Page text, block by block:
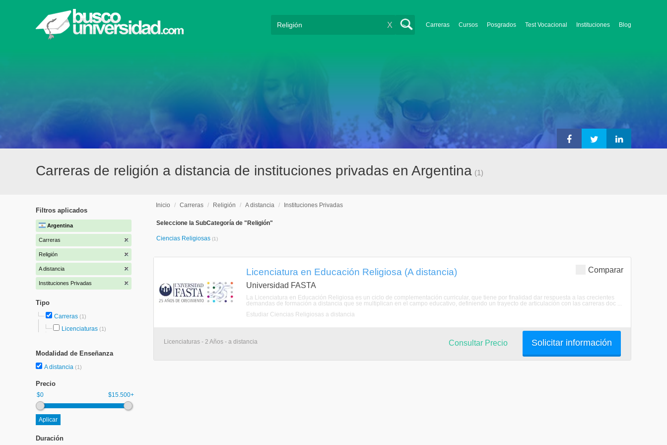
Carreras Cursos Posgrados Test Vocacional Instituciones Blog
X
Carreras de religión a distancia de instituciones privadas en Argentina (1)
Filtros aplicados
Argentina
Carreras
Religión
A distancia
Instituciones Privadas
Tipo
Carreras (1)
Licenciaturas (1)
Modalidad de Enseñanza
A distancia (1)
Precio
$0 $15.500+
Duración
Inicio / Carreras / Religión / A distancia / Instituciones Privadas
Seleccione la SubCategoría de "Religión"
Ciencias Religiosas (1)
Comparar
Licenciatura en Educación Religiosa (A distancia)
Universidad FASTA
La Licenciatura en Educación Religiosa es un ciclo de complementación curricular, que tiene por finalidad dar respuesta a las crecientes
demandas de formación a distancia que se multiplican en el campo educativo, definiendo un trayecto de articulación con las carreras doc ...
Estudiar Ciencias Religiosas a distancia
Licenciaturas - 2 Años - a distancia Solicitar información
Consultar Precio